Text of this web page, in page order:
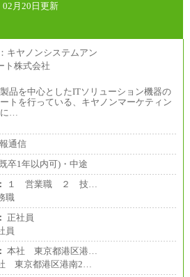
02月20日更新
品を中心としたITソリューション機器の
トを行っている、キヤノンマーケティン
に…
通信
卒1年以内可)・中途
１ 営業職 ２ 技…
職
正社員
員
本社 東京都港区港…
東京都港区港南2…